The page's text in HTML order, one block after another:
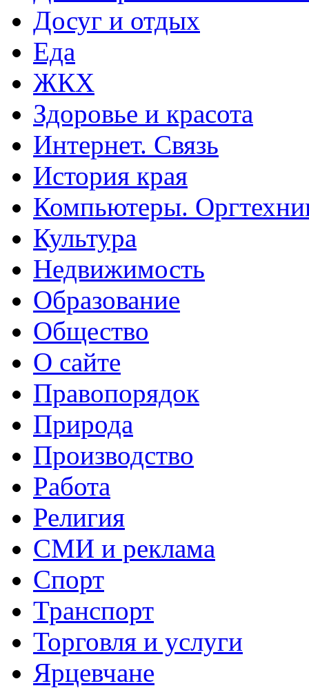
Досуг и отдых
Еда
ЖКХ
Здоровье и красота
Интернет. Связь
История края
Компьютеры.
Культура
Недвижимость
Образование
Общество
О сайте
Правопорядок
Природа
Производство
Работа
Религия
СМИ и реклама
Спорт
Транспорт
Торговля и услуги
Ярцевчане